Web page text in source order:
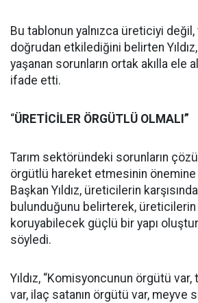
Bu tablonun yalnızca üreticiyi
doğrudan etkilediğini belirten
yaşanan sorunların ortak akılla ele
ifade etti.
“ÜRETİCİLER ÖRGÜTLÜ OLMALI”
Tarım sektöründeki sorunların
örgütlü hareket etmesinin
Başkan Yıldız, üreticilerin
bulunduğunu belirterek, üreticilerin
koruyabilecek güçlü bir yapı
söyledi.
Yıldız, “Komisyoncunun örgütü
var, ilaç satanın örgütü var, meyve